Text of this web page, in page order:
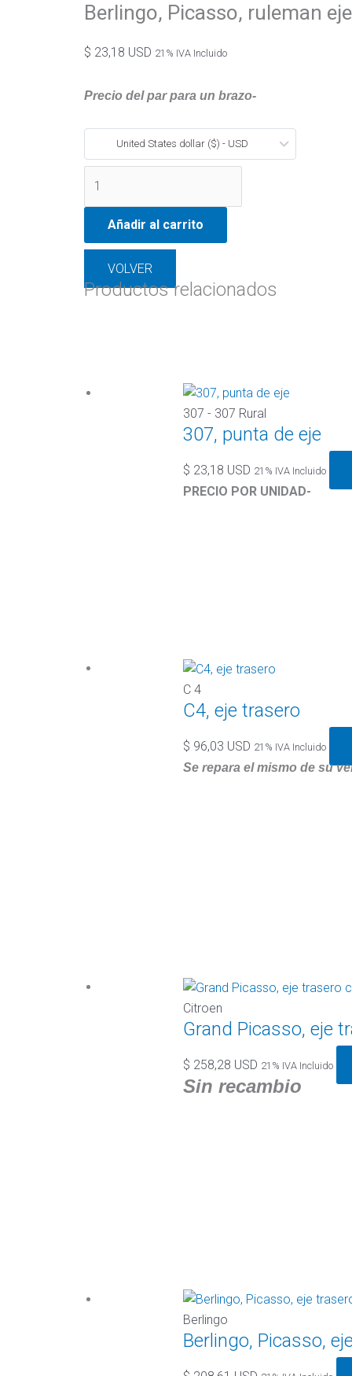
Berlingo, Picasso, ruleman
$ 23,18 USD 21% IVA Incluido
Precio del par para un brazo-
United States dollar ($) - USD
Añadir al carrito
VOLVER
Productos relacionados
307 - 307 Rural
307, punta de eje
$ 23,18 USD 21% IVA Incluido
PRECIO POR UNIDAD-
C 4
C4, eje trasero
$ 96,03 USD 21% IVA Incluido
Se repara el mismo de su
Citroen
Grand Picasso, eje
$ 258,28 USD 21% IVA Incluido
Sin recambio
Berlingo
Berlingo, Picasso,